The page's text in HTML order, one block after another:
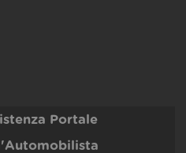
Portale